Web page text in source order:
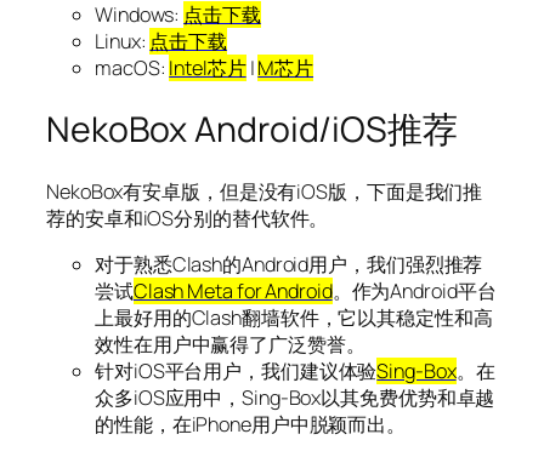
Windows: 点击下载
Linux: 点击下载
macOS: Intel芯片|M芯片
NekoBox Android/iOS推荐
NekoBox有安卓版，但是没有iOS版，下面是我们推
荐的安卓和iOS分别的替代软件。
对于熟悉Clash的Android用户，我们强烈推荐
尝试Clash Meta for Android。作为Android平台
上最好用的Clash翻墙软件，它以其稳定性和高
效性在用户中赢得了广泛赞誉。
针对iOS平台用户，我们建议体验Sing-Box。在
众多iOS应用中，Sing-Box以其免费优势和卓越
的性能，在iPhone用户中脱颖而出。